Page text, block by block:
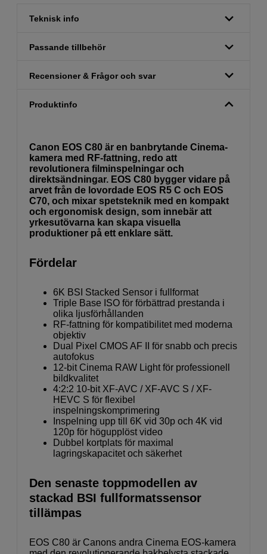
Teknisk info
Passande tillbehör
Recensioner & Frågor och svar
Produktinfo
Canon EOS C80 är en banbrytande Cinema-
kamera med RF-fattning, redo att
revolutionera filminspelningar och
direktsändningar. EOS C80 bygger vidare på
arvet från de lovordade EOS R5 C och EOS
C70, och mixar spetsteknik med en kompakt
och ergonomisk design, som innebär att
yrkesutövarna kan skapa visuella
produktioner på ett enklare sätt.
Fördelar
6K BSI Stacked Sensor i fullformat
Triple Base ISO för förbättrad prestanda i
olika ljusförhållanden
RF-fattning för kompatibilitet med moderna
objektiv
Dual Pixel CMOS AF II för snabb och precis
autofokus
12-bit Cinema RAW Light för professionell
bildkvalitet
4:2:2 10-bit XF-AVC / XF-AVC S / XF-
HEVC S för flexibel
inspelningskomprimering
Inspelning upp till 6K vid 30p och 4K vid
120p för högupplöst video
Dubbel kortplats för maximal
lagringskapacitet och säkerhet
Den senaste toppmodellen av
stackad BSI fullformatssensor
tillämpas
EOS C80 är Canons andra Cinema EOS-kamera